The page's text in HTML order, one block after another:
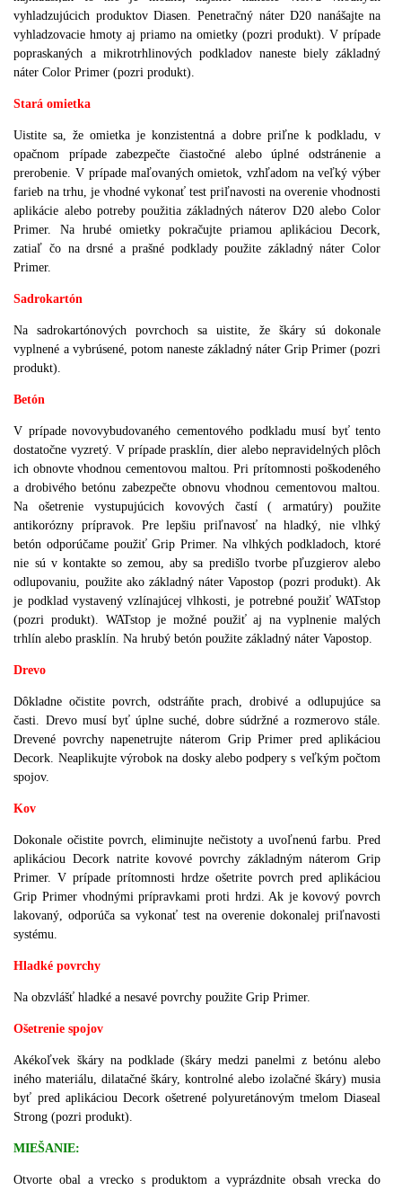
vyhladzujúcich produktov Diasen. Penetračný náter D20 nanášajte na
vyhladzovacie hmoty aj priamo na omietky (pozri produkt). V prípade
popraskaných a mikrotrhlinových podkladov naneste biely základný
náter Color Primer (pozri produkt).
Stará omietka
Uistite sa, že omietka je konzistentná a dobre priľne k podkladu, v
opačnom prípade zabezpečte čiastočné alebo úplné odstránenie a
prerobenie. V prípade maľovaných omietok, vzhľadom na veľký výber
farieb na trhu, je vhodné vykonať test priľnavosti na overenie vhodnosti
aplikácie alebo potreby použitia základných náterov D20 alebo Color
Primer. Na hrubé omietky pokračujte priamou aplikáciou Decork,
zatiaľ čo na drsné a prašné podklady použite základný náter Color
Primer.
Sadrokartón
Na sadrokartónových povrchoch sa uistite, že škáry sú dokonale
vyplnené a vybrúsené, potom naneste základný náter Grip Primer (pozri
produkt).
Betón
V prípade novovybudovaného cementového podkladu musí byť tento
dostatočne vyzretý. V prípade prasklín, dier alebo nepravidelných plôch
ich obnovte vhodnou cementovou maltou. Pri prítomnosti poškodeného
a drobivého betónu zabezpečte obnovu vhodnou cementovou maltou.
Na ošetrenie vystupujúcich kovových častí ( armatúry) použite
antikorózny prípravok. Pre lepšiu priľnavosť na hladký, nie vlhký
betón odporúčame použiť Grip Primer. Na vlhkých podkladoch, ktoré
nie sú v kontakte so zemou, aby sa predišlo tvorbe pľuzgierov alebo
odlupovaniu, použite ako základný náter Vapostop (pozri produkt). Ak
je podklad vystavený vzlínajúcej vlhkosti, je potrebné použiť WATstop
(pozri produkt). WATstop je možné použiť aj na vyplnenie malých
trhlín alebo prasklín. Na hrubý betón použite základný náter Vapostop.
Drevo
Dôkladne očistite povrch, odstráňte prach, drobivé a odlupujúce sa
časti. Drevo musí byť úplne suché, dobre súdržné a rozmerovo stále.
Drevené povrchy napenetrujte náterom Grip Primer pred aplikáciou
Decork. Neaplikujte výrobok na dosky alebo podpery s veľkým počtom
spojov.
Kov
Dokonale očistite povrch, eliminujte nečistoty a uvoľnenú farbu. Pred
aplikáciou Decork natrite kovové povrchy základným náterom Grip
Primer. V prípade prítomnosti hrdze ošetrite povrch pred aplikáciou
Grip Primer vhodnými prípravkami proti hrdzi. Ak je kovový povrch
lakovaný, odporúča sa vykonať test na overenie dokonalej priľnavosti
systému.
Hladké povrchy
Na obzvlášť hladké a nesavé povrchy použite Grip Primer.
Ošetrenie spojov
Akékoľvek škáry na podklade (škáry medzi panelmi z betónu alebo
iného materiálu, dilatačné škáry, kontrolné alebo izolačné škáry) musia
byť pred aplikáciou Decork ošetrené polyuretánovým tmelom Diaseal
Strong (pozri produkt).
MIEŠANIE:
Otvorte obal a vrecko s produktom a vyprázdnite obsah vrecka do